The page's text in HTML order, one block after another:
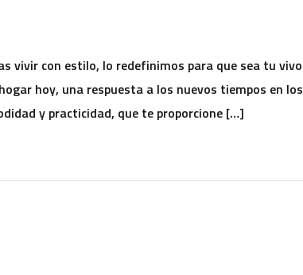
vivir con estilo, lo redefinimos para que sea tu vivo
hoy, una respuesta a los nuevos tiempos en los
y practicidad, que te proporcione […]